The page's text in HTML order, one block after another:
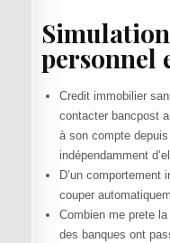
personnel
Credit immobilier
contacter bancpost
à son compte
indépendamment
D’un comportement
couper
Combien me prete
des banques ont